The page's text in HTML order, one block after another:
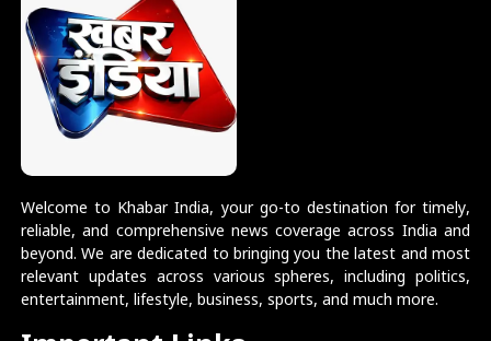
Welcome to Khabar India, your go-to destination for timely,
reliable, and comprehensive news coverage across India and
beyond. We are dedicated to bringing you the latest and most
relevant updates across various spheres, including politics,
entertainment, lifestyle, business, sports, and much more.